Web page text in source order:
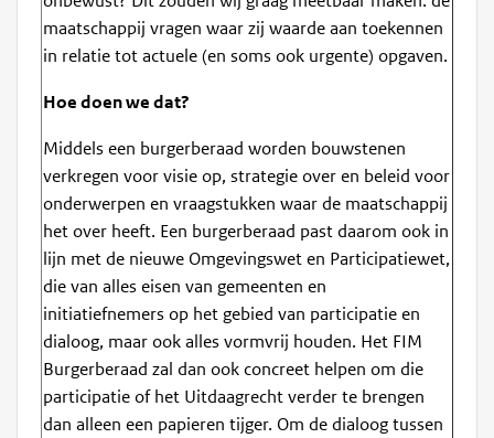
maatschappij vragen waar zij waarde aan toekennen
in relatie tot actuele (en soms ook urgente) opgaven.
Hoe doen we dat?
Middels een burgerberaad worden bouwstenen
verkregen voor visie op, strategie over en beleid voor
onderwerpen en vraagstukken waar de maatschappij
het over heeft. Een burgerberaad past daarom ook in
lijn met de nieuwe Omgevingswet en Participatiewet,
die van alles eisen van gemeenten en
initiatiefnemers op het gebied van participatie en
dialoog, maar ook alles vormvrij houden. Het FIM
Burgerberaad zal dan ook concreet helpen om die
participatie of het Uitdaagrecht verder te brengen
dan alleen een papieren tijger. Om de dialoog tussen